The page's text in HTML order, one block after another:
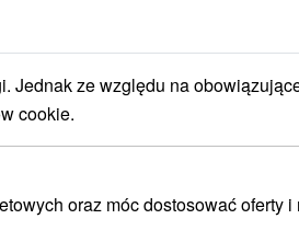
SPELETERAPIA:
samopoczucie szyte
Jednak ze względu na
cookie.
oraz móc dostosować oferty i